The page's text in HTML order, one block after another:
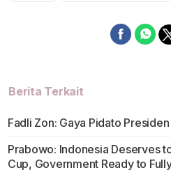
Berita Terkait
Fadli Zon: Gaya Pidato
Prabowo: Indonesia Deserves
Cup, Government Ready to